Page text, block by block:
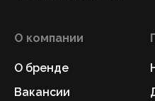
О компании
О бренде
Вакансии